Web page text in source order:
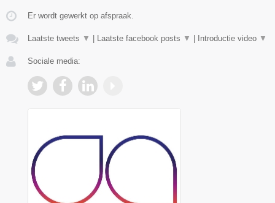
Er wordt gewerkt op afspraak.
Laatste tweets ▼ | Laatste facebook posts ▼ | Introductie video ▼
Sociale media: